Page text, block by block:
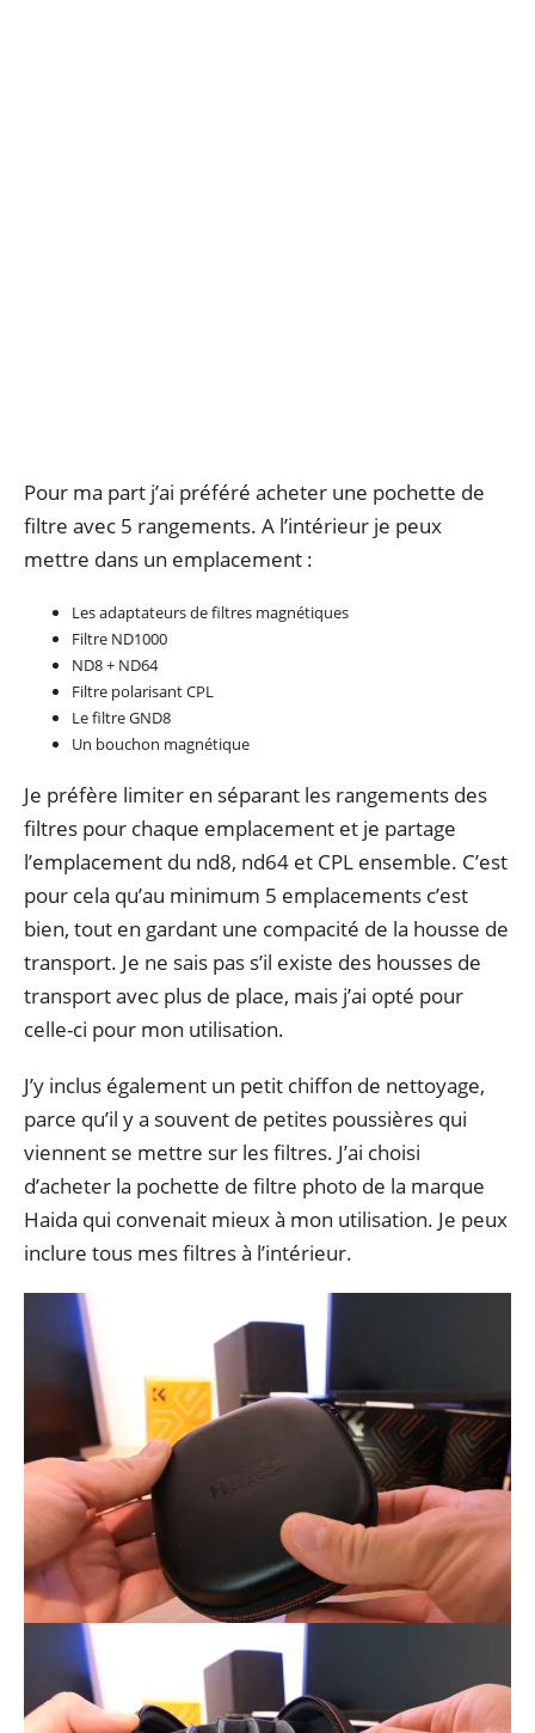
Pour ma part j’ai préféré acheter une pochette de
filtre avec 5 rangements. A l’intérieur je peux
mettre dans un emplacement :
Les adaptateurs de filtres magnétiques
Filtre ND1000
ND8 + ND64
Filtre polarisant CPL
Le filtre GND8
Un bouchon magnétique
Je préfère limiter en séparant les rangements des
filtres pour chaque emplacement et je partage
l’emplacement du nd8, nd64 et CPL ensemble. C’est
pour cela qu’au minimum 5 emplacements c’est
bien, tout en gardant une compacité de la housse de
transport. Je ne sais pas s’il existe des housses de
transport avec plus de place, mais j’ai opté pour
celle-ci pour mon utilisation.
J’y inclus également un petit chiffon de nettoyage,
parce qu’il y a souvent de petites poussières qui
viennent se mettre sur les filtres. J’ai choisi
d’acheter la pochette de filtre photo de la marque
Haida qui convenait mieux à mon utilisation. Je peux
inclure tous mes filtres à l’intérieur.